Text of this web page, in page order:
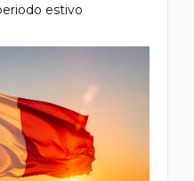
estivo